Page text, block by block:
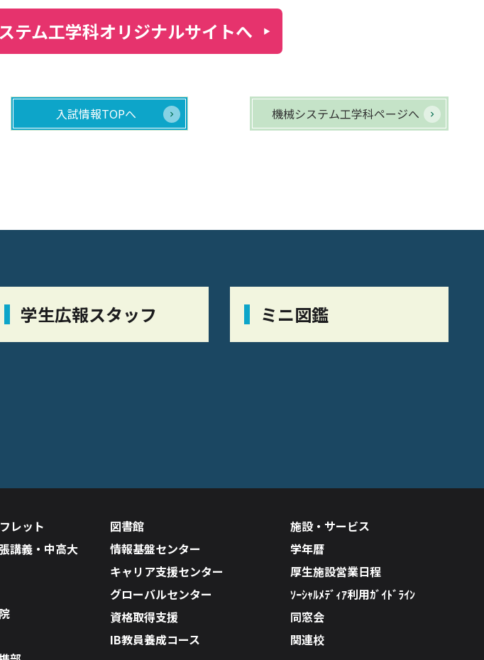
テム工学科オリジナルサイトへ
機械システム工学科ページへ
入試情報TOPへ
学生広報スタッフ ミニ図鑑
レット
講義・中高大
図書館
情報基盤センター
キャリア支援センター
グローバルセンター
資格取得支援
IB教員養成コース
施設・サービス
学年暦
厚生施設営業日程
ｿｰｼｬﾙﾒﾃﾞｨｱ利用ｶﾞｲﾄﾞﾗｲﾝ
同窓会
関連校